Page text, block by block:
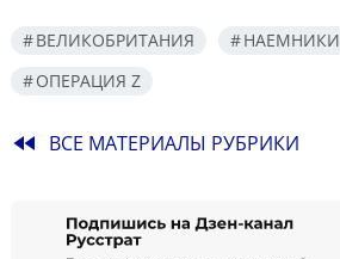
ВЕЛИКОБРИТАНИЯ НАЕМНИКИ
ОПЕРАЦИЯ Z
fast_rewind ВСЕ МАТЕРИАЛЫ РУБРИКИ